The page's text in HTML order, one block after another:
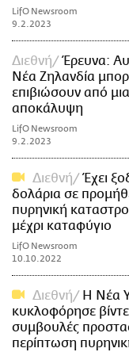
LifO Newsroom
9.2.2023
Διεθνή
Έρευνα:
Νέα Ζηλανδία
επιβιώσουν από
αποκάλυψη
LifO Newsroom
9.2.2023
Διεθνή
Έχει
δολάρια σε
πυρηνική
μέχρι καταφύγιο
LifO Newsroom
10.10.2022
Διεθνή
Η Νέα
κυκλοφόρησε
συμβουλές
περίπτωση